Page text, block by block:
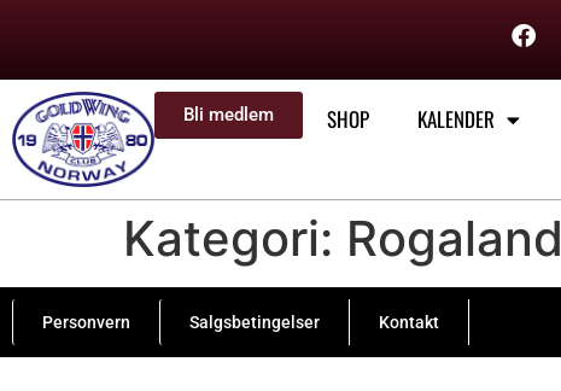
Bli medlem SHOP KALENDER
Kategori: Rogaland
Personvern Salgsbetingelser Kontakt